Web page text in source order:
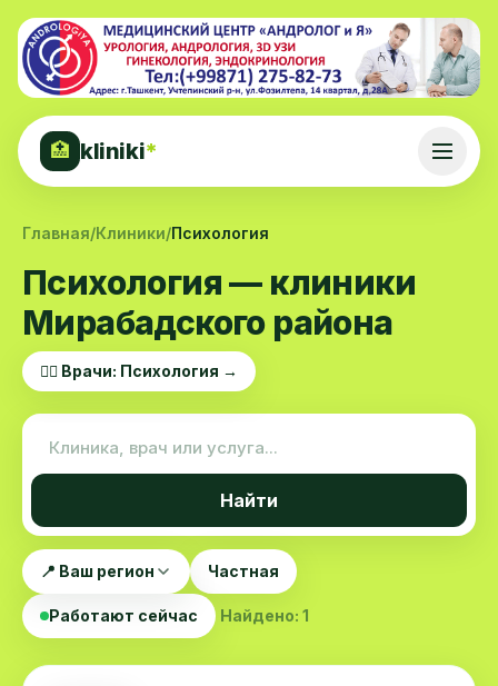
🏥 kliniki*
Главная/Клиники/Психология
Психология — клиники
Мирабадского района
👨‍⚕️ Врачи: Психология →
Найти
📍 Ваш регион Частная
Работают сейчас Найдено: 1